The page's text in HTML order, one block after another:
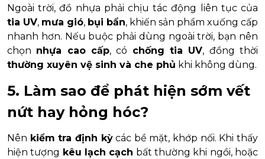
Ngoài trời, đồ nhựa phải chịu tác động liên tục của
tia UV, mưa gió, bụi bẩn, khiến sản phẩm xuống cấp
nhanh hơn. Nếu buộc phải dùng ngoài trời, bạn nên
chọn nhựa cao cấp, có chống tia UV, đồng thời
thường xuyên vệ sinh và che phủ khi không dùng.
5. Làm sao để phát hiện sớm vết
nứt hay hỏng hóc?
Nên kiểm tra định kỳcác bề mặt, khớp nối. Khi thấy
hiện tượng kêu lạch cạch bất thường khi ngồi, hoặc